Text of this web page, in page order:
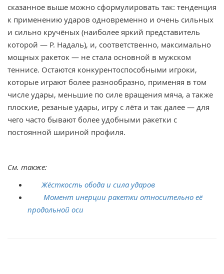
сказанное выше можно сформулировать так: тенденция
к применению ударов одновременно и очень сильных
и сильно кручёных (наиболее яркий представитель
которой — Р. Надаль), и, соответственно, максимально
мощных ракеток — не стала основной в мужском
теннисе. Остаются конкурентоспособными игроки,
которые играют более разнообразно, применяя в том
числе удары, меньшие по силе вращения мяча, а также
плоские, резаные удары, игру с лёта и так далее — для
чего часто бывают более удобными ракетки с
постоянной шириной профиля.
См. также:
Жёсткость обода и сила ударов
Момент инерции ракетки относительно её
продольной оси